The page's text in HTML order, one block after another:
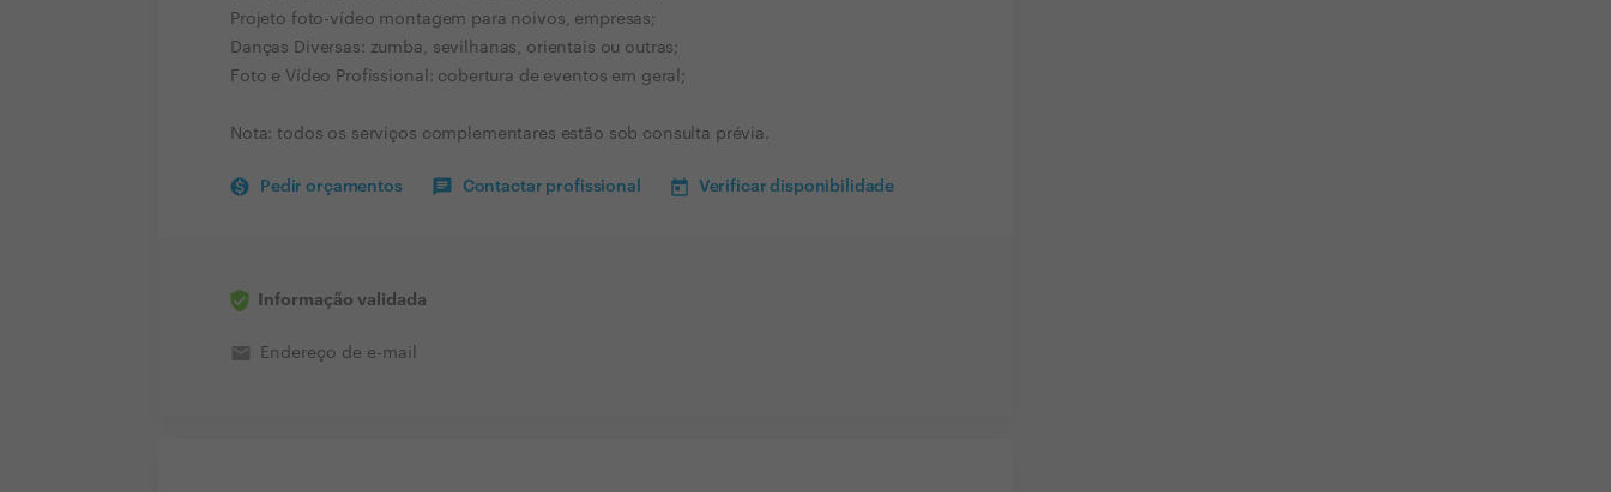
Projeto foto-vídeo montagem para noivos, empresas;
Danças Diversas: zumba, sevilhanas, orientais ou outras;
Foto e Vídeo Profissional: cobertura de eventos em geral;
Nota: todos os serviços complementares estão sob consulta prévia.
Pedir orçamentos Contactar profissional Verificar disponibilidade
Informação validada
email Endereço de e-mail